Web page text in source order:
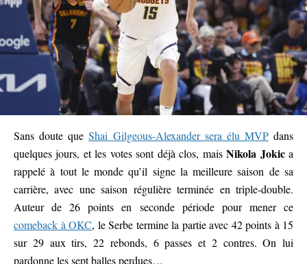
Sans doute queShai Gilgeous-Alexander sera élu MVPdans
quelques jours, et les votes sont déjà clos, maisNikola Jokica
rappelé à tout le monde qu’il signe la meilleure saison de sa
carrière, avec une saison régulière terminée en triple-double.
Auteur de 26 points en seconde période pour mener ce
comeback à OKC, le Serbe termine la partie avec 42 points à 15
sur 29 aux tirs, 22 rebonds, 6 passes et 2 contres. On lui
pardonne les sept balles perdues…